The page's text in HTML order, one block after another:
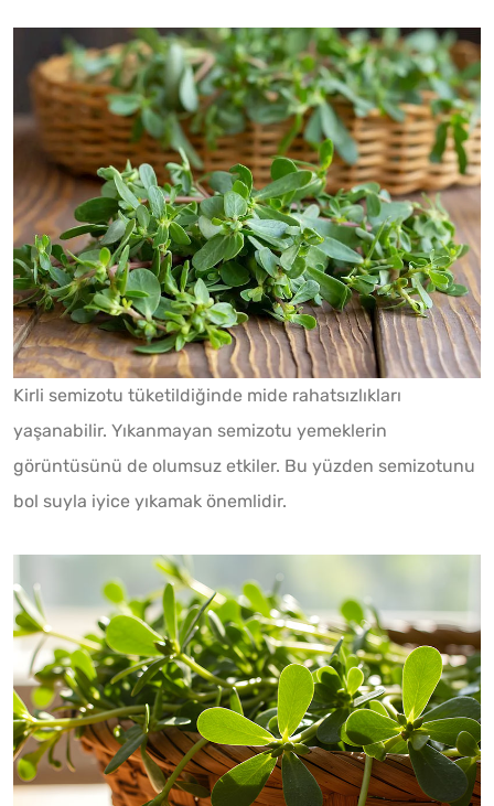
Kirli semizotu tüketildiğinde mide rahatsızlıkları
yaşanabilir. Yıkanmayan semizotu yemeklerin
görüntüsünü de olumsuz etkiler. Bu yüzden semizotunu
bol suyla iyice yıkamak önemlidir.